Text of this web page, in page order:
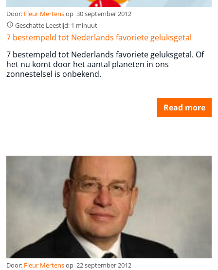
Door: Fleur Mertensop 30 september 2012
Geschatte Leestijd: 1 minuut
7 bestempeld tot Nederlands favoriete geluksgetal
7 bestempeld tot Nederlands favoriete geluksgetal. Of
het nu komt door het aantal planeten in ons
zonnestelsel is onbekend.
Read more
Door: Fleur Mertensop 22 september 2012